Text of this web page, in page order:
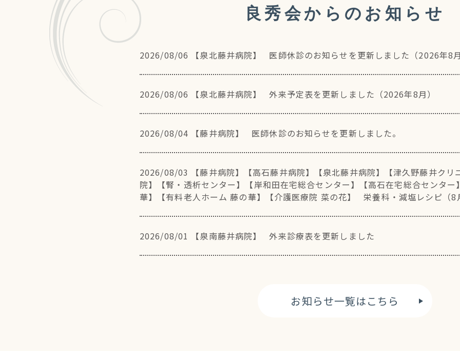
良秀会からのお知らせ
2026/08/06 【泉北藤井病院】 医師休診のお知らせを更新しました（2026年8
2026/08/06 【泉北藤井病院】 外来予定表を更新しました（2026年8月）
2026/08/04 【藤井病院】 医師休診のお知らせを更新しました。
2026/08/03 【藤井病院】 【高石藤井病院】 【泉北藤井病院】
【津久野藤井クリ
院】
【腎・透析センター】 【岸和田在宅総合センター】
【高石在宅総合センター
華】
【有料老人ホーム 藤の華】 【介護医療院 菜の花】 栄養科・減塩レシピ（8
2026/08/01 【泉南藤井病院】 外来診療表を更新しました
お知らせ一覧はこちら